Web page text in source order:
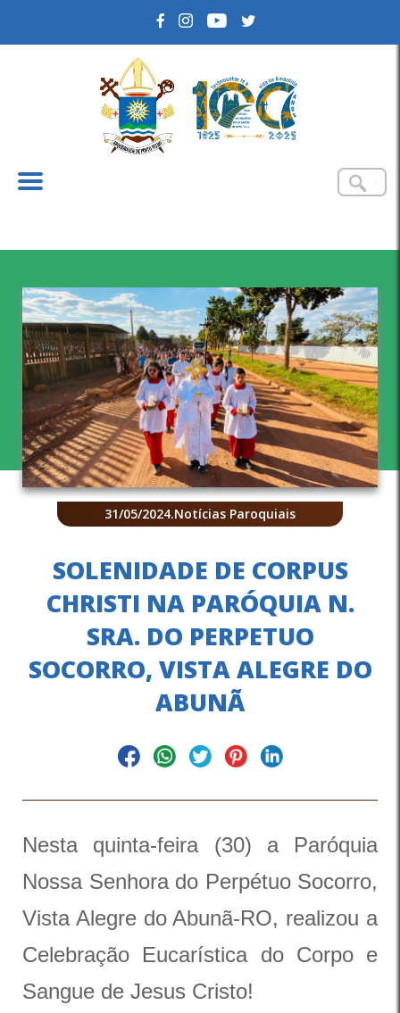
31/05/2024.Notícias Paroquiais
SOLENIDADE DE CORPUS
CHRISTI NA PARÓQUIA N.
SRA. DO PERPETUO
SOCORRO, VISTA ALEGRE DO
ABUNÃ
Nesta quinta-feira (30) a Paróquia
Nossa Senhora do Perpétuo Socorro,
Vista Alegre do Abunã-RO, realizou a
Celebração Eucarística do Corpo e
Sangue de Jesus Cristo!